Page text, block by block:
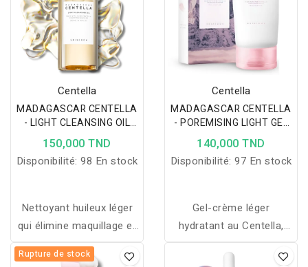
hydrate profondément
pour une peau éclatante.
types de peaux.
Centella
MADAGASCAR CENTELLA
- LIGHT CLEANSING OIL
200ML
150,000 TND
Disponibilité: 98 En stock
Nettoyant huileux léger
qui élimine maquillage et
impuretés tout en
hydratant, apaisant et
Centella
MADAGASCAR CENTELLA
- POREMISING LIGHT GEL
CREAM 75 ML
140,000 TND
Disponibilité: 97 En stock
Gel-crème léger
hydratant au Centella,
Aloe Vera et
Niacinamide, qui resserre
Rupture de stock